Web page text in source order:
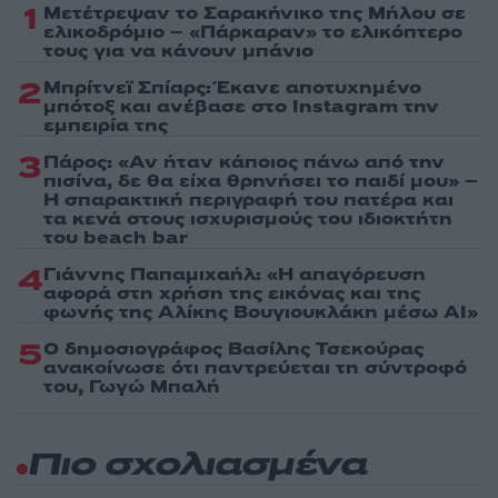
1 Μετέτρεψαν το Σαρακήνικο της Μήλου σε
ελικοδρόμιο – «Πάρκαραν» το ελικόπτερο
τους για να κάνουν μπάνιο
2Μπρίτνεϊ Σπίαρς: Έκανε αποτυχημένο
μπότοξ και ανέβασε στο Instagram την
εμπειρία της
3Πάρος: «Αν ήταν κάποιος πάνω από την
πισίνα, δε θα είχα θρηνήσει το παιδί μου» –
Η σπαρακτική περιγραφή του πατέρα και
τα κενά στους ισχυρισμούς του ιδιοκτήτη
του beach bar
4Γιάννης Παπαμιχαήλ: «Η απαγόρευση
αφορά στη χρήση της εικόνας και της
φωνής της Αλίκης Βουγιουκλάκη μέσω AI»
5Ο δημοσιογράφος Βασίλης Τσεκούρας
ανακοίνωσε ότι παντρεύεται τη σύντροφό
του, Γωγώ Μπαλή
Πιο σχολιασμένα